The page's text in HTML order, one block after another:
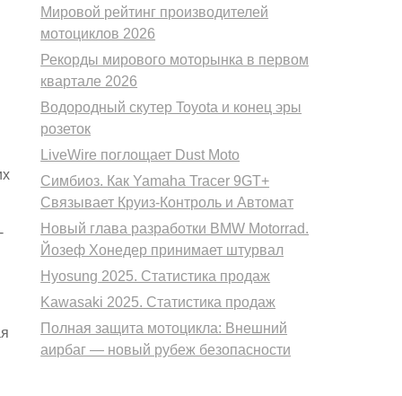
Мировой рейтинг производителей
мотоциклов 2026
Рекорды мирового моторынка в первом
квартале 2026
Водородный скутер Toyota и конец эры
розеток
LiveWire поглощает Dust Moto
Симбиоз. Как Yamaha Tracer 9GT+
Связывает Круиз-Контроль и Автомат
Новый глава разработки BMW Motorrad.
Йозеф Хонедер принимает штурвал
Hyosung 2025. Статистика продаж
Kawasaki 2025. Статистика продаж
Полная защита мотоцикла: Внешний
аирбаг — новый рубеж безопасности